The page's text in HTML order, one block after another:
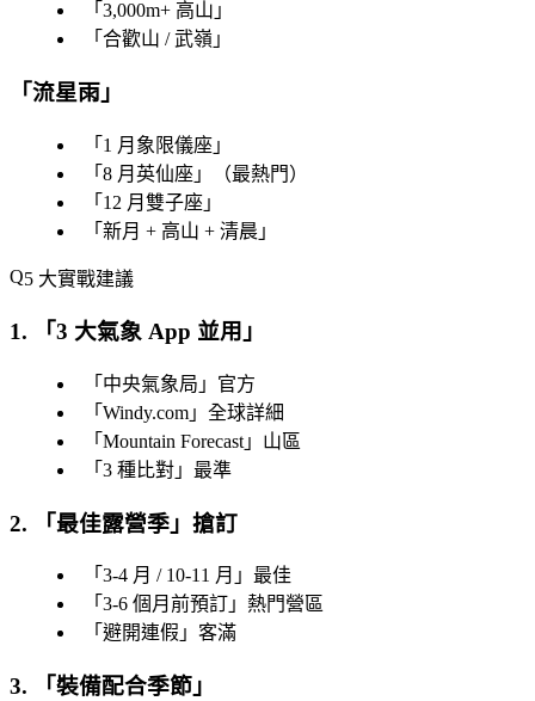
「 3,000m+ 高山 」
「 合歡山 / 武嶺 」
「流星雨 」
「 1 月象限儀座 」
「 8 月英仙座 」（最熱門）
「 12 月雙子座 」
「 新月 + 高山 + 清晨 」
5 大實戰建議
1. 「3 大氣象 App 並用 」
「 中央氣象局 」官方
「 Windy.com 」全球詳細
「 Mountain Forecast 」山區
「 3 種比對 」最準
2. 「最佳露營季 」搶訂
「 3-4 月 / 10-11 月 」最佳
「 3-6 個月前預訂
」熱門營區
「 避開連假 」客滿
3. 「裝備配合季節 」